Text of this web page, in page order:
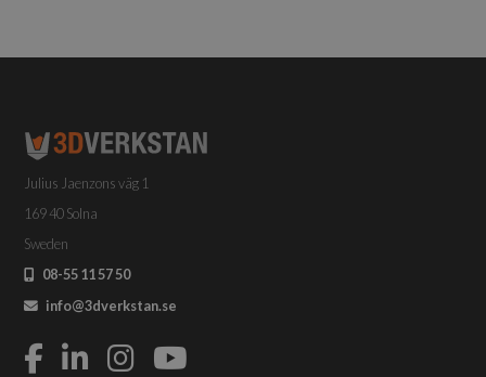
Julius Jaenzons väg 1
169 40 Solna
Sweden
08-55 11 57 50
info@3dverkstan.se